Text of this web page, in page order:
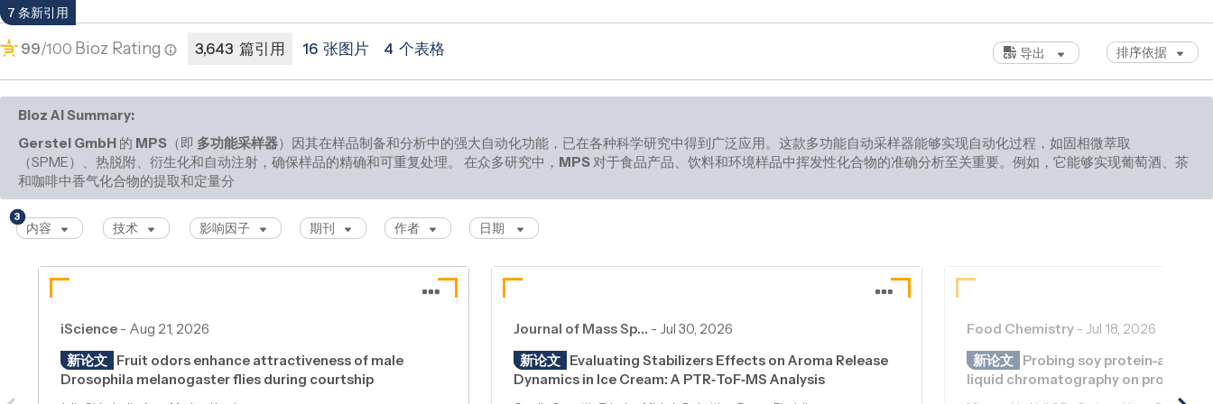
7 条新引用
99/100 Bioz Rating 3,643 篇引用 16 张图片 4 个表格 排序依据
导出
Bioz AI Summary:
Gerstel GmbH 的 MPS （即 多功能采样器）因其在样品制备和分析中的强大自动化功能，已在各种科学研究中得到广泛应用。这款多功能自动采样器能够实现自动化过程，如固相微萃取
（SPME）、热脱附、衍生化和自动注射，确保样品的精确和可重复处理。 在众多研究中， MPS对于食品产品、饮料和环境样品中挥发性化合物的准确分析至关重要。例如，它能够实现葡萄酒、茶
和咖啡中香气化合物的提取和定量分析，显著有助于理解风味特征和
内容
3
技术 影响因子 期刊 作者 日期
iScience - Aug 21, 2026
新论文 Fruit odors enhance attractiveness of male
Drosophila melanogaster flies during courtship
Journal of Mass Sp… -Jul 30, 2026
新论文 Evaluating Stabilizers Effects on Aroma Release
Dynamics in Ice Cream: A PTR‐ToF‐MS Analysis
Food Chemistry - Jul 18, 2026
新论文 Probing soy protein-
liquid chromatography on protein-